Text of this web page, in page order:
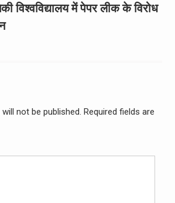
विश्वविद्यालय में पेपर लीक के विरोध
not be published. Required fields are